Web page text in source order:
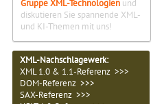
Gruppe XML-Technologien und
diskutieren Sie spannende XML-
und KI-Themen mit uns!
XML-Nachschlagewerk:
XML 1.0 & 1.1-Referenz >>>
DOM-Referenz >>>
SAX-Referenz >>>